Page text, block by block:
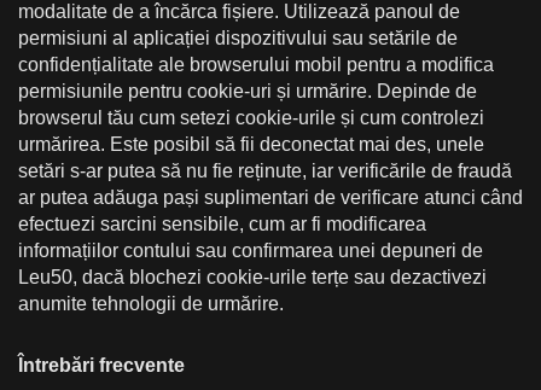
modalitate de a încărca fișiere. Utilizează panoul de
permisiuni al aplicației dispozitivului sau setările de
confidențialitate ale browserului mobil pentru a modifica
permisiunile pentru cookie-uri și urmărire. Depinde de
browserul tău cum setezi cookie-urile și cum controlezi
urmărirea. Este posibil să fii deconectat mai des, unele
setări s-ar putea să nu fie reținute, iar verificările de fraudă
ar putea adăuga pași suplimentari de verificare atunci când
efectuezi sarcini sensibile, cum ar fi modificarea
informațiilor contului sau confirmarea unei depuneri de
Leu50, dacă blochezi cookie-urile terțe sau dezactivezi
anumite tehnologii de urmărire.
Întrebări frecvente